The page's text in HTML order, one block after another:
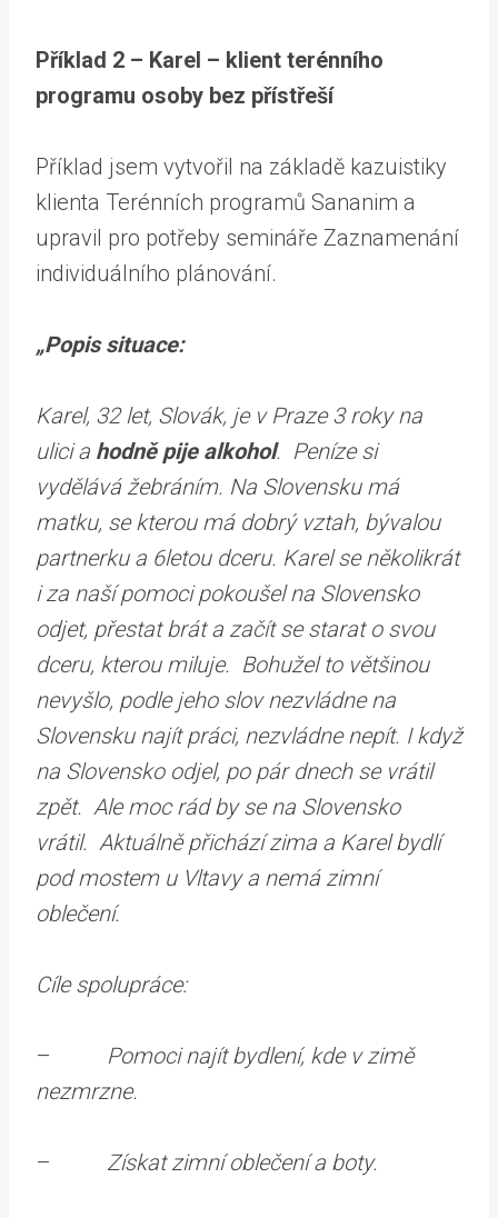
Příklad 2 – Karel – klient terénního
programu osoby bez přístřeší
Příklad jsem vytvořil na základě kazuistiky
klienta Terénních programů Sananim a
upravil pro potřeby semináře Zaznamenání
individuálního plánování.
„Popis situace:
Karel, 32 let, Slovák, je v Praze 3 roky na
ulici a hodně pije alkohol. Peníze si
vydělává žebráním. Na Slovensku má
matku, se kterou má dobrý vztah, bývalou
partnerku a 6letou dceru. Karel se několikrát
i za naší pomoci pokoušel na Slovensko
odjet, přestat brát a začít se starat o svou
dceru, kterou miluje. Bohužel to většinou
nevyšlo, podle jeho slov nezvládne na
Slovensku najít práci, nezvládne nepít. I když
na Slovensko odjel, po pár dnech se vrátil
zpět. Ale moc rád by se na Slovensko
vrátil. Aktuálně přichází zima a Karel bydlí
pod mostem u Vltavy a nemá zimní
oblečení.
Cíle spolupráce:
– Pomoci najít bydlení, kde v zimě
nezmrzne.
– Získat zimní oblečení a boty.